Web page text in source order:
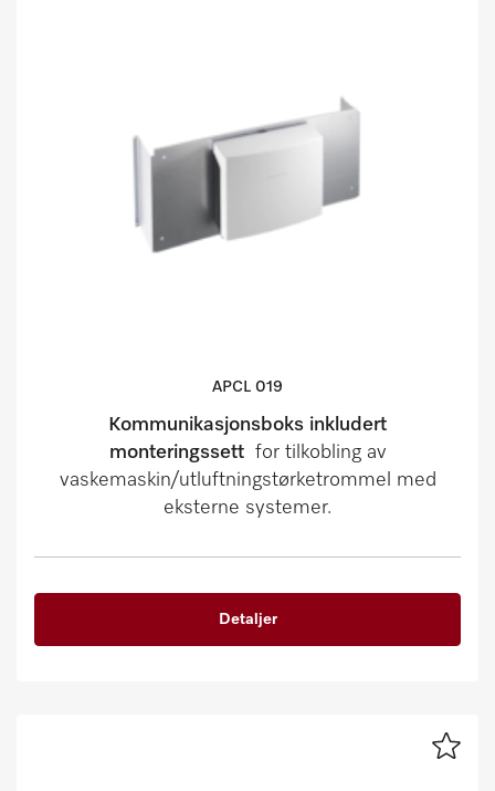
APCL 019
Kommunikasjonsboks inkludert
monteringssett for tilkobling av
vaskemaskin/utluftningstørketrommel med
eksterne systemer.
Detaljer